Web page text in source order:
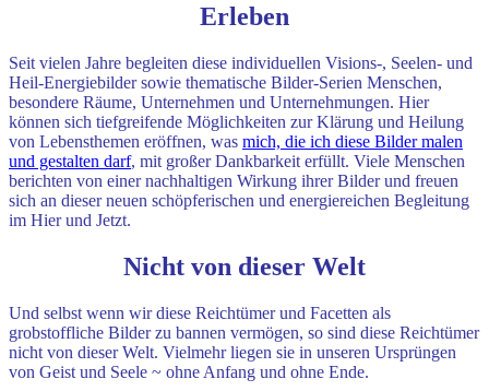
Erleben
Seit vielen Jahre begleiten diese individuellen Visions-, Seelen- und
Heil-Energiebilder sowie thematische Bilder-Serien Menschen,
besondere Räume, Unternehmen und Unternehmungen. Hier
können sich tiefgreifende Möglichkeiten zur Klärung und Heilung
von Lebensthemen eröffnen, was mich, die ich diese Bilder malen
und gestalten darf, mit großer Dankbarkeit erfüllt. Viele Menschen
berichten von einer nachhaltigen Wirkung ihrer Bilder und freuen
sich an dieser neuen schöpferischen und energiereichen Begleitung
im Hier und Jetzt.
Nicht von dieser Welt
Und selbst wenn wir diese Reichtümer und Facetten als
grobstoffliche Bilder zu bannen vermögen, so sind diese Reichtümer
nicht von dieser Welt. Vielmehr liegen sie in unseren Ursprüngen
von Geist und Seele ~ ohne Anfang und ohne Ende.